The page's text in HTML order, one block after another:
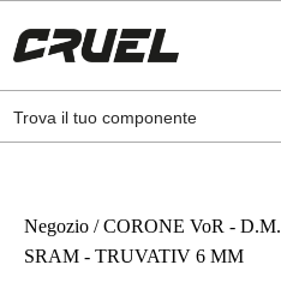
Negozio /CORONE VoR - D.M.
SRAM - TRUVATIV 6 MM